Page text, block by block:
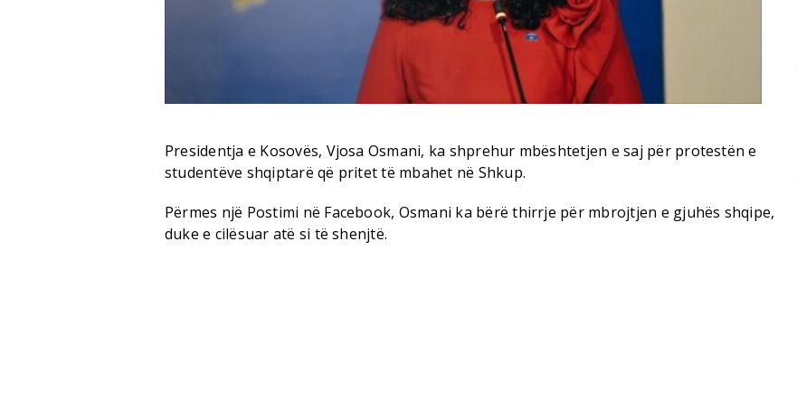
Presidentja e Kosovës, Vjosa Osmani, ka shprehur mbështetjen e saj për protestën e
studentëve shqiptarë që pritet të mbahet në Shkup.
Përmes një Postimi në Facebook, Osmani ka bërë thirrje për mbrojtjen e gjuhës shqipe,
duke e cilësuar atë si të shenjtë.